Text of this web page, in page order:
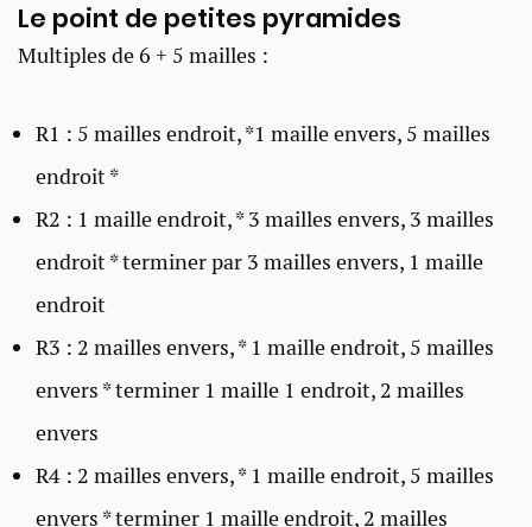
Le point de petites pyramides ​
Multiples de 6 + 5 mailles :
R1 : 5 mailles endroit, *1 maille envers, 5 mailles
endroit *
R2 : 1 maille endroit, * 3 mailles envers, 3 mailles
endroit * terminer par 3 mailles envers, 1 maille
endroit
R3 : 2 mailles envers, * 1 maille endroit, 5 mailles
envers * terminer 1 maille 1 endroit, 2 mailles
envers
R4 : 2 mailles envers, * 1 maille endroit, 5 mailles
envers * terminer 1 maille endroit, 2 mailles